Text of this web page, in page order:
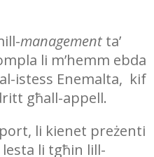
management ta’
li m’hemm ebda
istess Enemalta, kif
għall-appell.
li kienet preżenti
li tgħin lill-